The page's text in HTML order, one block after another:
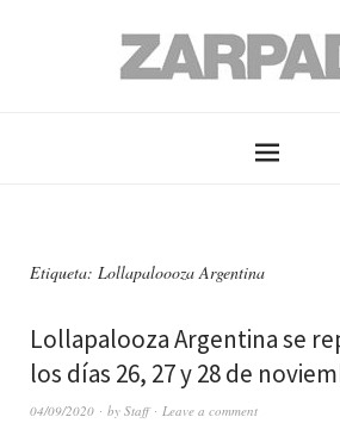
Etiqueta: Lollapaloooza Argentina
Lollapalooza Argentina se
los días 26, 27 y 28 de
04/09/2020 by Staff Leave a comment